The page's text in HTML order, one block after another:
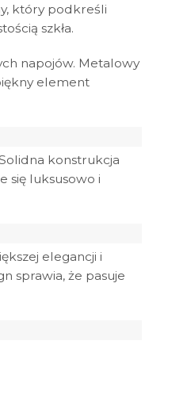
który podkreśli
szkła.
napojów. Metalowy
element
konstrukcja
się luksusowo i
elegancji i
sprawia, że pasuje